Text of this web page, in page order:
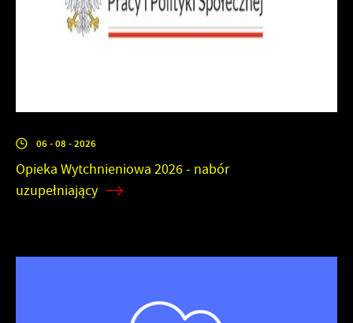
06 - 08 - 2026
Opieka Wytchnieniowa 2026 - nabór
uzupełniający